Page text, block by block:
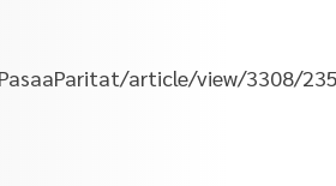
article/view/3308/